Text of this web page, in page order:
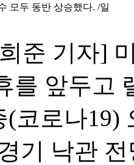
모두 동반 상승했다. /일
준 기자]
를 앞두고
(코로나19)
기 낙관